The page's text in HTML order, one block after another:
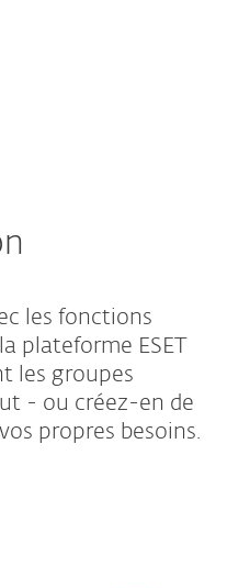
les fonctions
plateforme ESET
les groupes
- ou créez-en de
propres besoins.